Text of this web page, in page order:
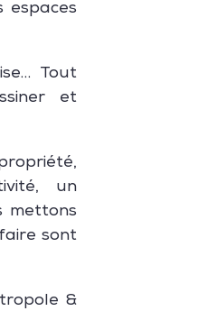
espaces
Tout
et
un
mettons
sont
&